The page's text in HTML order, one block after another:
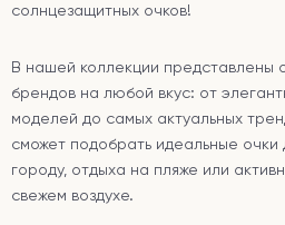
солнцезащитных очков!
В нашей коллекции представлены
брендов на любой вкус: от
моделей до самых актуальных
сможет подобрать идеальные очки
городу, отдыха на пляже или
свежем воздухе.